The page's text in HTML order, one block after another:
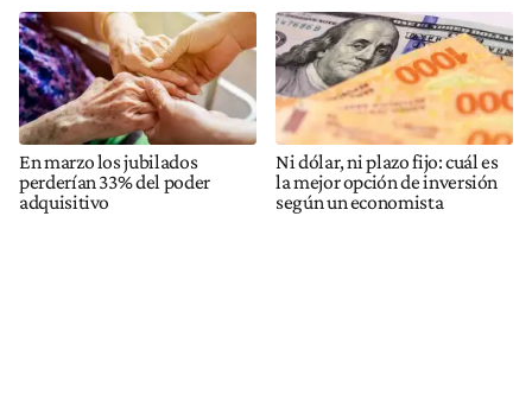
En marzo los jubilados
perderían 33% del poder
adquisitivo
Ni dólar, ni plazo fijo: cuál es
la mejor opción de inversión
según un economista